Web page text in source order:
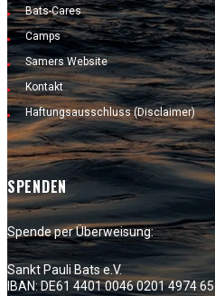
Bats-Cares
Camps
Samers Website
Kontakt
Haftungsausschluss (Disclaimer)
SPENDEN
Spende per Überweisung:
Sankt Pauli Bats e.V.
IBAN: DE61 4401 0046 0201 4974 65